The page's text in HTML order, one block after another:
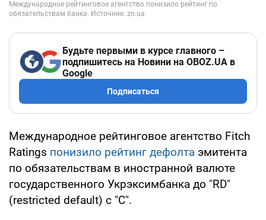
Будьте первыми в курсе главного –
подпишитесь на Новини на OBOZ.UA в
Google
Подписаться
Международное рейтинговое агентство Fitch
Ratings понизило рейтинг дефолта эмитента
по обязательствам в иностранной валюте
государственного Укрэксимбанка до "RD"
(restricted default) с "С".